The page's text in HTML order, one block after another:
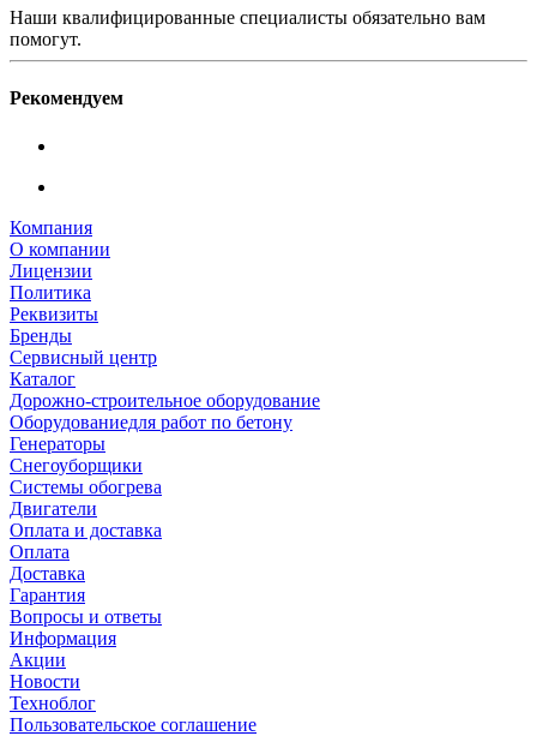
Наши квалифицированные специалисты обязательно вам
помогут.
Рекомендуем
Компания
О компании
Лицензии
Политика
Реквизиты
Бренды
Сервисный центр
Каталог
Дорожно-строительное оборудование
Оборудованиедля работ по бетону
Генераторы
Снегоуборщики
Системы обогрева
Двигатели
Оплата и доставка
Оплата
Доставка
Гарантия
Вопросы и ответы
Информация
Акции
Новости
Техноблог
Пользовательское соглашение